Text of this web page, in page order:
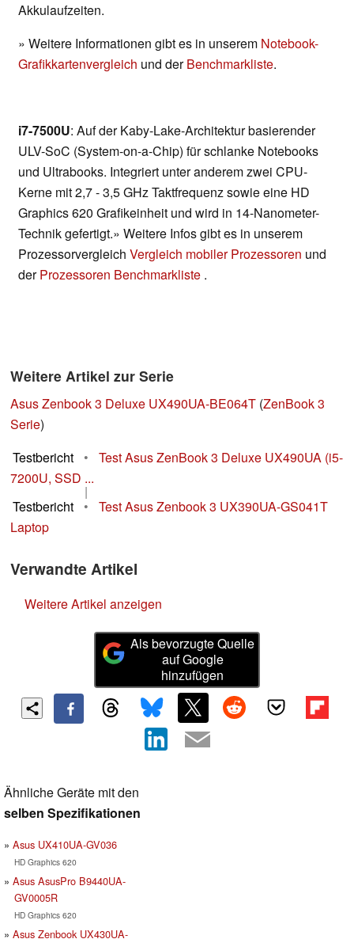
Akkulaufzeiten.
» Weitere Informationen gibt es in unserem Notebook-
Grafikkartenvergleich und derBenchmarkliste.
i7-7500U: Auf der Kaby-Lake-Architektur basierender
ULV-SoC (System-on-a-Chip) für schlanke Notebooks
und Ultrabooks. Integriert unter anderem zwei CPU-
Kerne mit 2,7 - 3,5 GHz Taktfrequenz sowie eine HD
Graphics 620 Grafikeinheit und wird in 14-Nanometer-
Technik gefertigt.» Weitere Infos gibt es in unserem
Prozessorvergleich Vergleich mobiler Prozessoren und
derProzessoren Benchmarkliste .
Weitere Artikel zur Serie
Asus Zenbook 3 Deluxe UX490UA-BE064T (ZenBook 3
Serie)
Testbericht
•
Test Asus ZenBook 3 Deluxe UX490UA (i5-
7200U, SSD ...
|
Testbericht
•
Test Asus Zenbook 3 UX390UA-GS041T
Laptop
Verwandte Artikel
Weitere Artikel anzeigen
Als bevorzugte Quelle
auf Google
hinzufügen
Ähnliche Geräte mit den
selben Spezifikationen
Asus UX410UA-GV036
HD Graphics 620
Asus AsusPro B9440UA-
GV0005R
HD Graphics 620
Asus Zenbook UX430UA-